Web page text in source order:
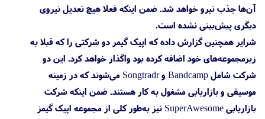
آن‌ها جذب نیرو خواهد شد. ضمن اینکه فعلا هیچ تعدیل نیروی
دیگری پیش‌بینی نشده است.
شرایر همچنین گزارش داده که اپیک گیمر دو شرکتی را که قبلا به
زیرمجموعه‌های خود اضافه کرده بود واگذار خواهد کرد. این دو
شرکت شامل Bandcamp و Songtradr می‌شوند که در زمینه
موسیقی و بازاریابی مشغول به کار هستند. ضمن اینکه شرکت
بازاریابی SuperAwesome نیز به‌طور کلی از مجموعه اپیک گیمز